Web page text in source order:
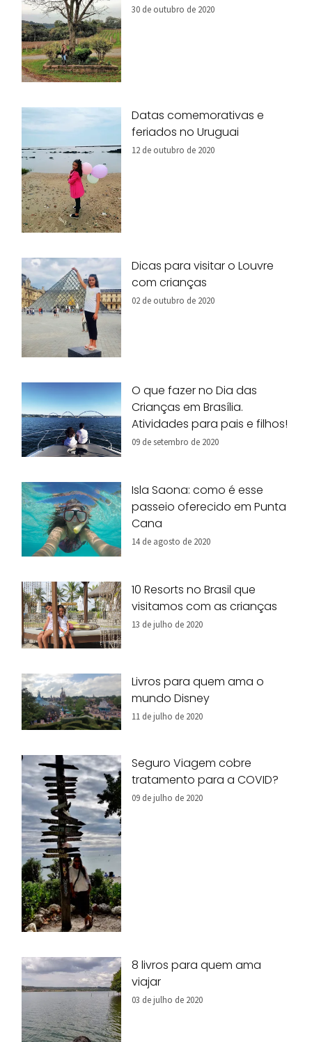
30 de outubro de 2020
Datas comemorativas e
feriados no Uruguai
12 de outubro de 2020
Dicas para visitar o Louvre
com crianças
02 de outubro de 2020
O que fazer no Dia das
Crianças em Brasília.
Atividades para pais e filhos!
09 de setembro de 2020
Isla Saona: como é esse
passeio oferecido em Punta
Cana
14 de agosto de 2020
10 Resorts no Brasil que
visitamos com as crianças
13 de julho de 2020
Livros para quem ama o
mundo Disney
11 de julho de 2020
Seguro Viagem cobre
tratamento para a COVID?
09 de julho de 2020
8 livros para quem ama
viajar
03 de julho de 2020